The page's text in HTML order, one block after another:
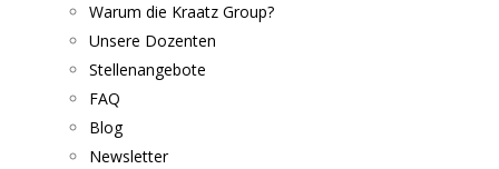
Warum die Kraatz Group?
Unsere Dozenten
Stellenangebote
FAQ
Blog
Newsletter